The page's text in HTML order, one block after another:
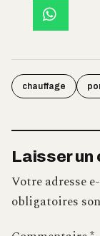
chauffage
Laisser un
Votre adresse
obligatoires